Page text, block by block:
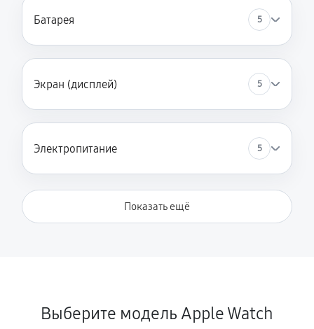
Батарея 5
Экран (дисплей) 5
Электропитание 5
Показать ещё
Выберите модель Apple Watch